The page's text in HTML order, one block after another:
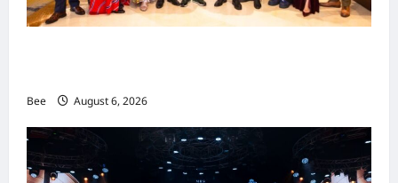
Bee August 6, 2026